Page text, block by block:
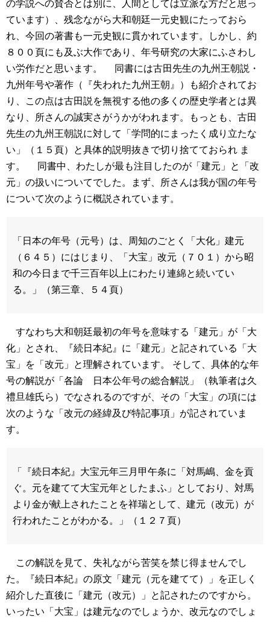
の学説への賛否とは別に、人間としては立派な方だと思っ
ています）、残念ながら大和朝廷一元史観にたっておら
れ、今回の著書も一元史観に貫かれています。しかし、約
８００頁にも及ぶ大作であり、年号研究の大家にふさわし
い労作だと思います。
同書には古田先生の九州王朝説・
九州年号や著作（『失われた九州王朝』）も紹介されてお
り、この点は古田説を無視する他の多くの歴史学者とは異
なり、所さんの誠実さがうかがわれます。もっとも、古田
先生の九州王朝説に対して「学問的にまったく成り立たな
い」（１５頁）と具体的説明抜きで切り捨てておられ ま
す。
同書中、わたしが最も注目したのが「建元」と「改
元」の扱いについてでした。まず、所さんは我が国の年号
について次のように概説されています。
「日本の年号（元号）は、周知のごとく「大化」建元
（６４５）にはじまり、「大宝」改元（７０１）から昭
和の今日まで千三百年以上にわたり連綿と続いてい
る。」（第三章、５４頁）
すなわち大和朝廷最初の年号を意味する「建元」が「大
化」とされ、『続日本紀』に「建元」と記されている「大
宝」を「改元」と理解されています。 そして、具体的な年
号の解説が「各論 日本公年号の総合解説」（執筆者は久
禮旦雄氏ら）でなされるのですが、その「大宝」の項には
次のような「改元の経緯及び特記事項」が記されていま
す。
「『続日本紀』大宝元年三月甲午条に「対馬嶋、金を貢
ぐ。元を建てて大宝元年としたまふ」としており、対馬
より金が献上されたことを祥瑞として、建元（改元）が
行われたことがわかる。」（１２７頁）
この解説を見て、失礼ながら苦笑を禁じ得ませんでし
た。『続日本紀』の原文「建元（元を建てて）」を正しく
紹介した直後に「建元（改元）」と記されたのですから。
いったい「大宝」は建元なのでしょうか、改元なのでしょ